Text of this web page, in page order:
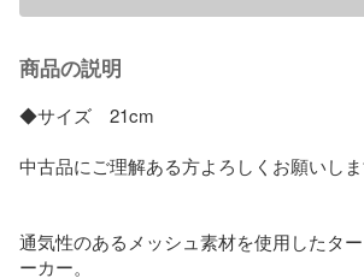
商品の説明
◆サイズ　21cm
中古品にご理解ある方よろしくお願いし
通気性のあるメッシュ素材を使用したタ
ーカー。